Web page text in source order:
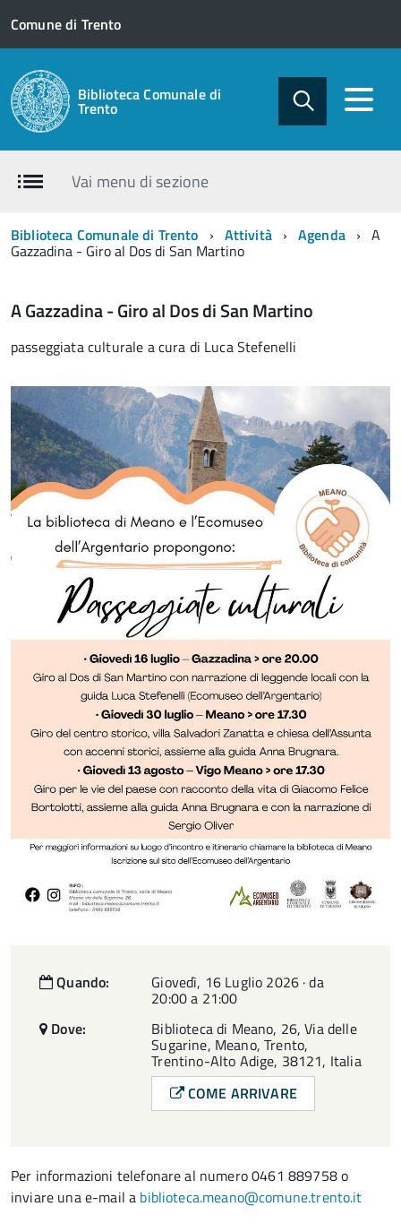
Comune di Trento
Biblioteca Comunale di
Trento
Vai menu di sezione
Biblioteca Comunale di Trento Attività Agenda A
Gazzadina - Giro al Dos di San Martino
A Gazzadina - Giro al Dos di San Martino
passeggiata culturale a cura di Luca Stefenelli
Quando: Giovedì, 16 Luglio 2026 · da
20:00 a 21:00
Dove:
Biblioteca di Meano, 26, Via delle
Sugarine, Meano, Trento,
Trentino-Alto Adige, 38121, Italia
COME ARRIVARE
Per informazioni telefonare al numero 0461 889758 o
inviare una e-mail a biblioteca.meano@comune.trento.it